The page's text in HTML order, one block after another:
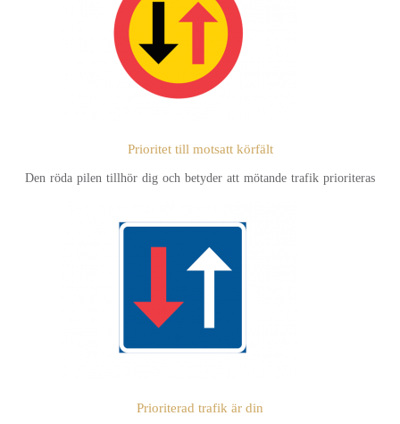
Prioritet till motsatt körfält
Den röda pilen tillhör dig och betyder att mötande trafik prioriteras
Prioriterad trafik är din